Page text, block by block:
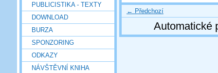
PUBLICISTIKA - TEXTY
DOWNLOAD
BURZA
SPONZORING
ODKAZY
NÁVŠTĚVNÍ KNIHA
← Předchozí
Automatické